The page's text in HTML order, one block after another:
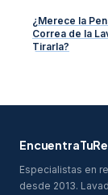
¿Merece la
Correa de la
Tirarla?
Especialistas en
desde 2013.